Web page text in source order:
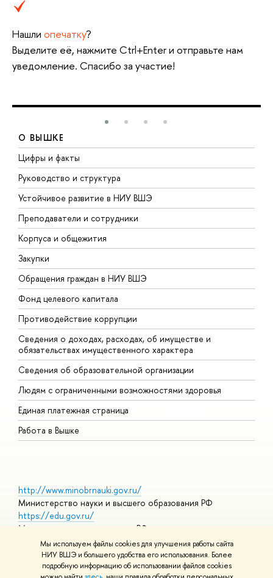
Мы используем файлы cookies для улучшения работы сайта
НИУ ВШЭ и большего удобства его использования. Более
подробную информацию об использовании файлов cookies
Нашли опечатку?
Выделите её, нажмите Ctrl+Enter и отправьте нам
уведомление. Спасибо за участие!
О ВЫШКЕ
Цифры и факты
Руководство и структура
Устойчивое развитие в НИУ ВШЭ
Преподаватели и сотрудники
Корпуса и общежития
Закупки
Обращения граждан в НИУ ВШЭ
Фонд целевого капитала
Противодействие коррупции
Сведения о доходах, расходах, об имуществе и
обязательствах имущественного характера
Сведения об образовательной организации
Людям с ограниченными возможностями здоровья
Единая платежная страница
Работа в Вышке
http://www.minobrnauki.gov.ru/
Министерство науки и высшего образования РФ
https://edu.gov.ru/
Министерство просвещения РФ
https://elearning.hse.ru/mooc
Массовые открытые онлайн-курсы